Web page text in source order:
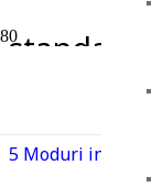
standarde
5 Moduri in care